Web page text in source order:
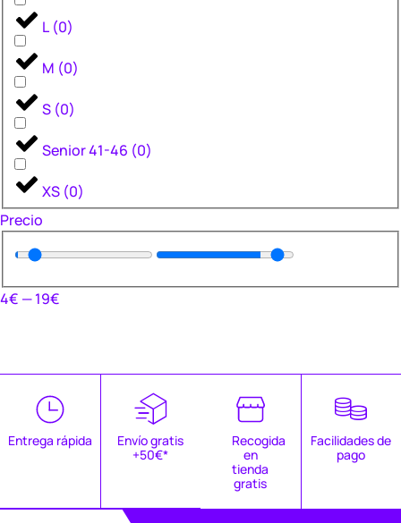
L (0)
M (0)
S (0)
Senior 41-46 (0)
XS (0)
Precio
4€ —19€
Entrega rápida
Envío gratis
+50€*
Recogida
en
tienda
gratis
Facilidades de
pago